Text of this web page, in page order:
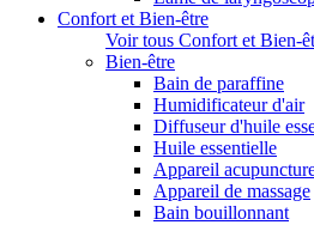
Confort et Bien-être
Voir tous Confort et Bien-
Bien-être
Bain de paraffine
Humidificateur d'air
Diffuseur d'huile
Huile essentielle
Appareil
Appareil de massage
Bain bouillonnant